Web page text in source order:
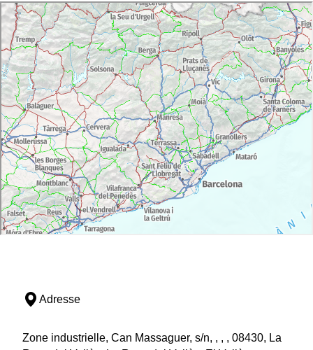
Adresse
Zone industrielle, Can Massaguer, s/n, , , , 08430, La